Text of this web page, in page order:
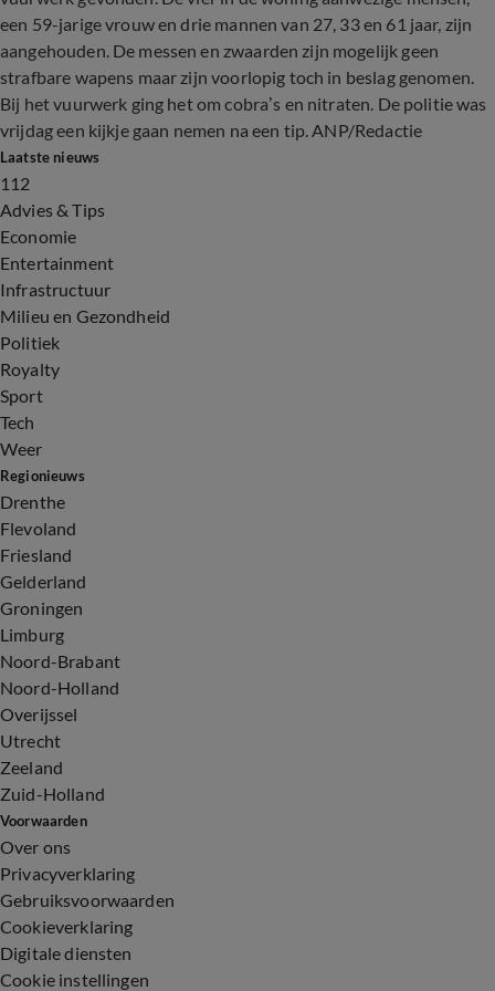
een 59-jarige vrouw en drie mannen van 27, 33 en 61 jaar, zijn
aangehouden. De messen en zwaarden zijn mogelijk geen
strafbare wapens maar zijn voorlopig toch in beslag genomen.
Bij het vuurwerk ging het om cobra’s en nitraten. De politie was
vrijdag een kijkje gaan nemen na een tip. ANP/Redactie
Laatste nieuws
112
Advies & Tips
Economie
Entertainment
Infrastructuur
Milieu en Gezondheid
Politiek
Royalty
Sport
Tech
Weer
Regionieuws
Drenthe
Flevoland
Friesland
Gelderland
Groningen
Limburg
Noord-Brabant
Noord-Holland
Overijssel
Utrecht
Zeeland
Zuid-Holland
Voorwaarden
Over ons
Privacyverklaring
Gebruiksvoorwaarden
Cookieverklaring
Digitale diensten
Cookie instellingen